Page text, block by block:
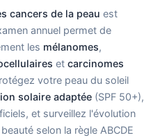
cancers de la peau est
annuel permet de
les mélanomes,
et carcinomes
votre peau du soleil
solaire adaptée(SPF 50+),
et surveillez l'évolution
selon la règle ABCDE